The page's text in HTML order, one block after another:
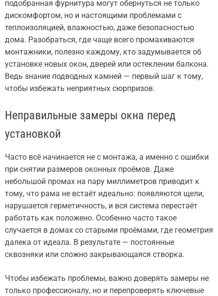
подобранная фурнитура могут обернуться не только
дискомфортом, но и настоящими проблемами с
теплоизоляцией, влажностью, даже безопасностью
дома. Разобраться, где чаще всего промахиваются
монтажники, полезно каждому, кто задумывается об
установке новых окон, дверей или остеклении балкона.
Ведь знание подводных камней — первый шаг к тому,
чтобы избежать неприятных сюрпризов.
Неправильные замеры окна перед
установкой
Часто всё начинается не с монтажа, а именно с ошибки
при снятии размеров оконных проёмов. Даже
небольшой промах на пару миллиметров приводит к
тому, что рама не встаёт идеально: появляются щели,
нарушается герметичность, и вся система перестаёт
работать как положено. Особенно часто такое
случается в домах со старыми проёмами, где геометрия
далека от идеала. В результате — постоянные
сквозняки или сложно закрывающаяся створка.
Чтобы избежать проблемы, важно доверять замеры не
только профессионалу, но и перепроверять ключевые